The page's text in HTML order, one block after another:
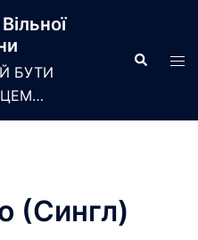
БУТИ
Search
(Сингл)